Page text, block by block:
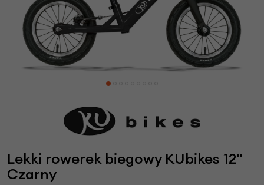
Lekki rowerek biegowy KUbikes 12"
Czarny